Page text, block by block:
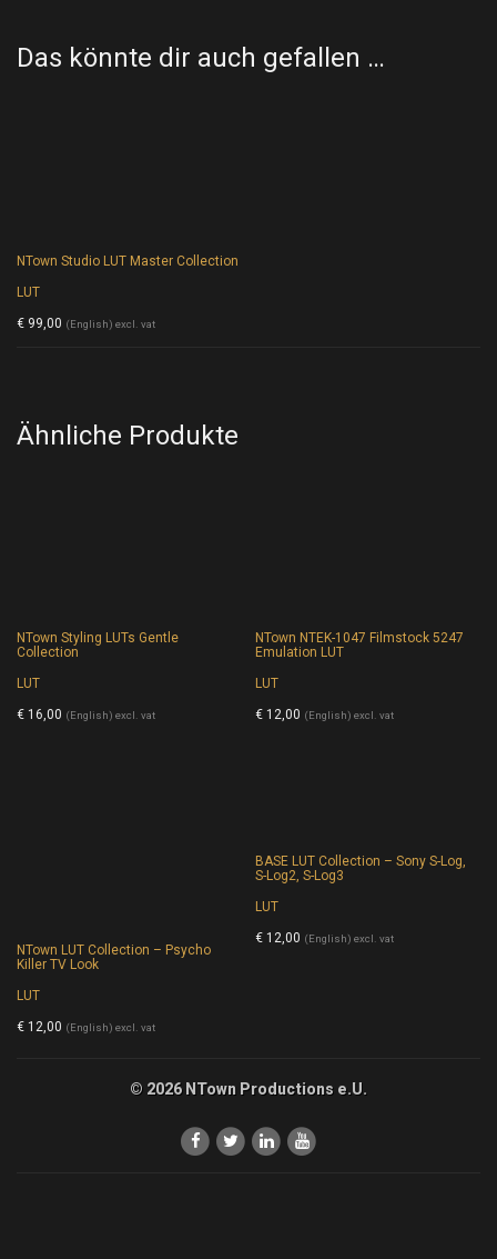
Das könnte dir auch gefallen …
NTown Studio LUT Master Collection
LUT
€ 99,00 (English) excl. vat
Ähnliche Produkte
NTown Styling LUTs Gentle
Collection
LUT
€ 16,00 (English) excl. vat
NTown NTEK-1047 Filmstock 5247
Emulation LUT
LUT
€ 12,00 (English) excl. vat
NTown LUT Collection – Psycho
Killer TV Look
LUT
€ 12,00 (English) excl. vat
BASE LUT Collection – Sony S-Log,
S-Log2, S-Log3
LUT
€ 12,00 (English) excl. vat
© 2026 NTown Productions e.U.